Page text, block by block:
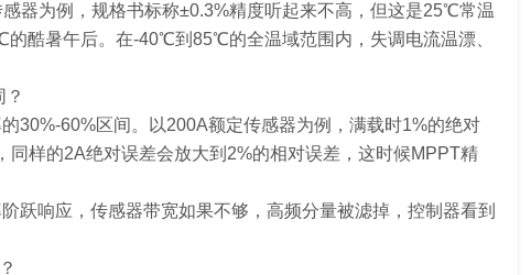
器为例，规格书标称±0.3%精度听起来不高，但这是25℃常温
酷暑午后。在-40℃到85℃的全温域范围内，失调电流温漂、
30%-60%区间。以200A额定传感器为例，满载时1%的绝对
样的2A绝对误差会放大到2%的相对误差，这时候MPPT精
跃响应，传感器带宽如果不够，高频分量被滤掉，控制器看到